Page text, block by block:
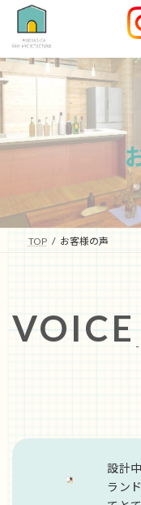
ン
ツ
へ
キ
ッ
プ
ー
シ
ョ
に
移
動
TOP お客様の声
VOICE
設計
ラン